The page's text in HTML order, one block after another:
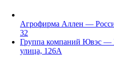
Агрофирма Аллен —
32
Группа компаний Ювэс —
улица, 126А